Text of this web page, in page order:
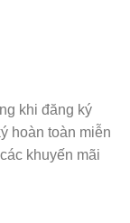
khi đăng ký
hoàn toàn miễn
khuyến mãi